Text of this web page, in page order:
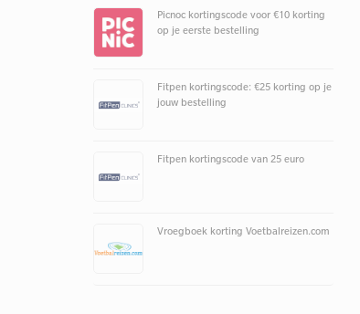
Picnoc kortingscode voor €10 korting
op je eerste bestelling
Fitpen kortingscode: €25 korting op je
jouw bestelling
Fitpen kortingscode van 25 euro
Vroegboek korting Voetbalreizen.com